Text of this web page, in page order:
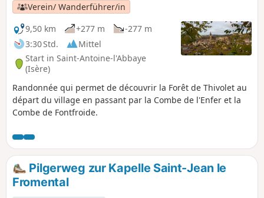
Verein/ Wanderführer/in
9,50 km
+277 m
-277 m
3:30 Std.
Mittel
Start in Saint-Antoine-l'Abbaye
(Isère)
Randonnée qui permet de découvrir la Forêt de Thivolet au
départ du village en passant par la Combe de l'Enfer et la
Combe de Fontfroide.
Pilgerweg zur Kapelle Saint-Jean le
Fromental